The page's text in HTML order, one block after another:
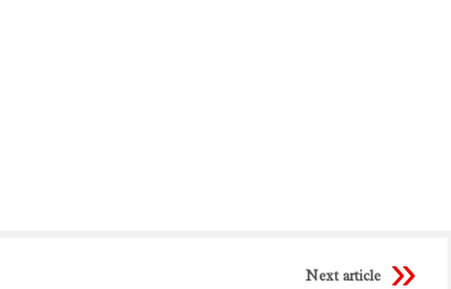
Next article